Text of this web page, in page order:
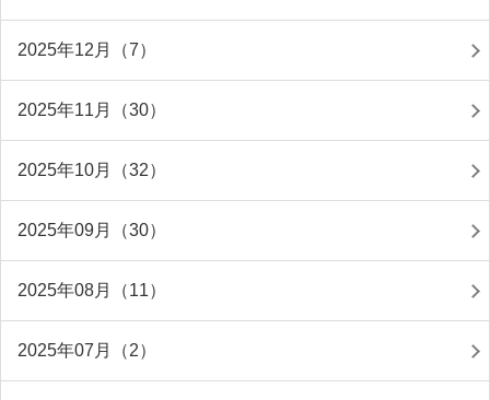
2025年12月（7）
2025年11月（30）
2025年10月（32）
2025年09月（30）
2025年08月（11）
2025年07月（2）